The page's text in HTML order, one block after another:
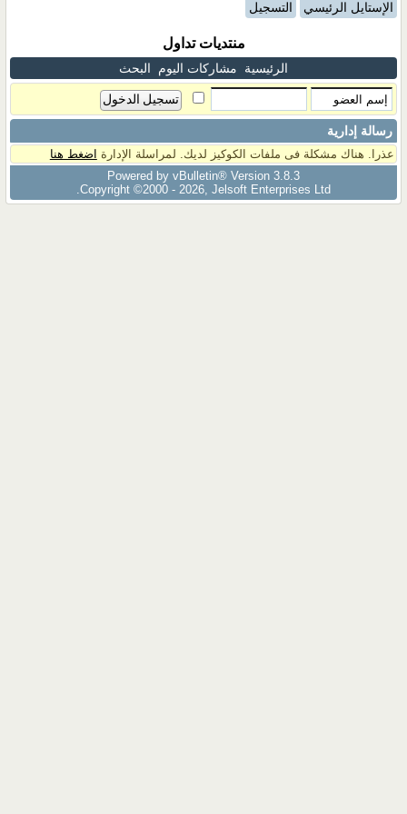
الإستايل الرئيسي التسجيل
منتديات تداول
الرئيسية مشاركات اليوم البحث
رسالة إدارية
عذرا. هناك مشكلة فى ملفات الكوكيز لديك. لمراسلة الإدارة اضغط هنا
Powered by vBulletin® Version 3.8.3
Copyright ©2000 - 2026, Jelsoft Enterprises Ltd.